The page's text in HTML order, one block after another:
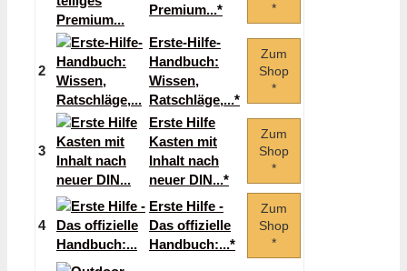
Premium...*
*
2
Erste-Hilfe-
Handbuch:
Wissen,
Ratschläge,...*
Zum
Shop
*
3
Erste Hilfe
Kasten mit
Inhalt nach
neuer DIN...*
Zum
Shop
*
4
Erste Hilfe -
Das offizielle
Handbuch:...*
Zum
Shop
*